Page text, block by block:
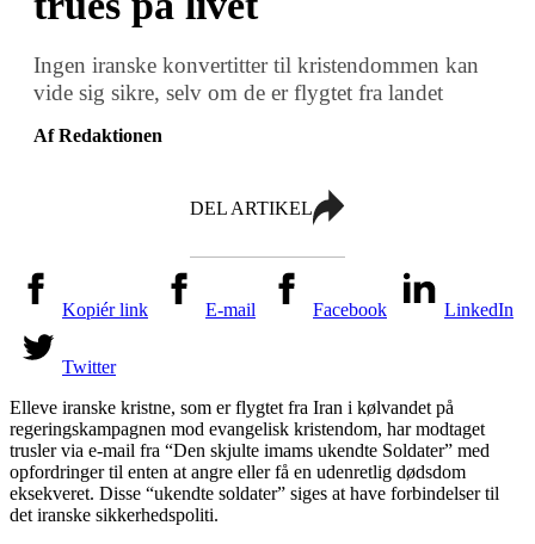
Ingen iranske konvertitter til kristendommen kan
vide sig sikre, selv om de er flygtet fra landet
Af Redaktionen
DEL ARTIKEL
Kopiér link E-mail Facebook LinkedIn
Twitter
Elleve iranske kristne, som er flygtet fra Iran i kølvandet på
regeringskampagnen mod evangelisk kristendom, har modtaget
trusler via e-mail fra “Den skjulte imams ukendte Soldater” med
opfordringer til enten at angre eller få en udenretlig dødsdom
eksekveret. Disse “ukendte soldater” siges at have forbindelser til
det iranske sikkerhedspoliti.